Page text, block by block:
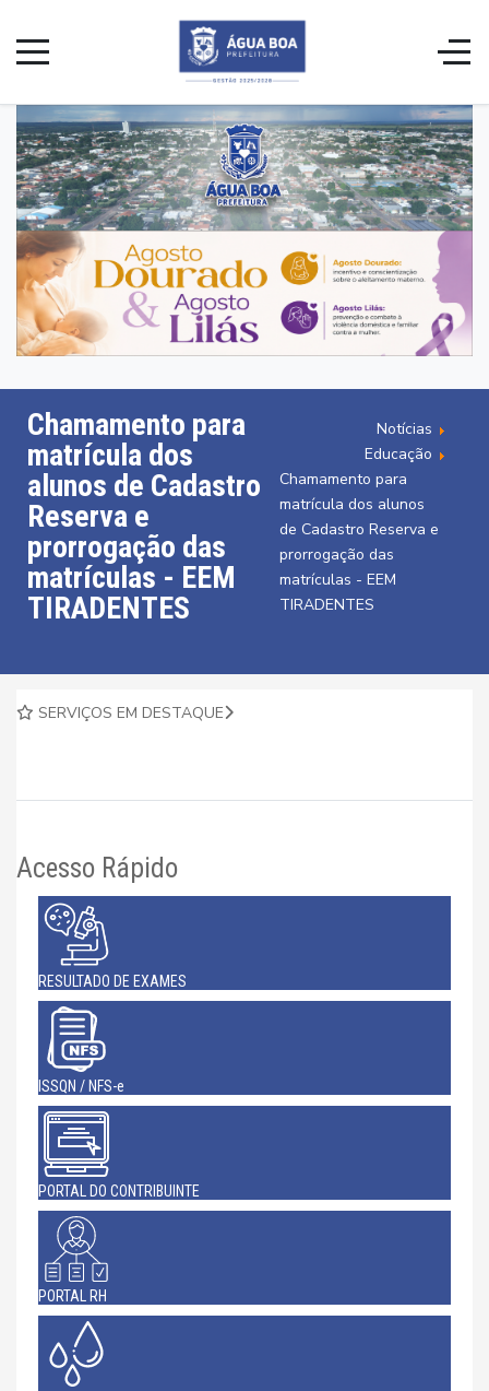
Chamamento para
matrícula dos
alunos de Cadastro
Reserva e
prorrogação das
matrículas - EEM
TIRADENTES
Notícias
Educação
Chamamento para
matrícula dos alunos
de Cadastro Reserva e
prorrogação das
matrículas - EEM
TIRADENTES
SERVIÇOS EM DESTAQUE
Acesso Rápido
RESULTADO DE EXAMES
ISSQN / NFS-e
PORTAL DO CONTRIBUINTE
PORTAL RH